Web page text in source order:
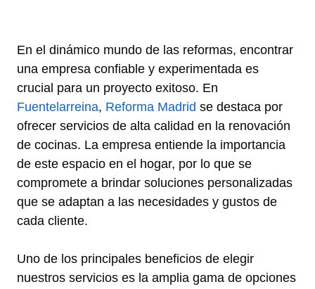
En el dinámico mundo de las reformas, encontrar
una empresa confiable y experimentada es
crucial para un proyecto exitoso. En
Fuentelarreina, Reforma Madrid se destaca por
ofrecer servicios de alta calidad en la renovación
de cocinas. La empresa entiende la importancia
de este espacio en el hogar, por lo que se
compromete a brindar soluciones personalizadas
que se adaptan a las necesidades y gustos de
cada cliente.
Uno de los principales beneficios de elegir
nuestros servicios es la amplia gama de opciones